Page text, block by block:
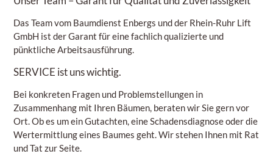
Das Team vom Baumdienst Enbergs und der Rhein-Ruhr Lift
GmbH ist der Garant für eine fachlich qualizierte und
pünktliche Arbeitsausführung.
SERVICE ist uns wichtig.
Bei konkreten Fragen und Problemstellungen in
Zusammenhang mit Ihren Bäumen, beraten wir Sie gern vor
Ort. Ob es um ein Gutachten, eine Schadensdiagnose oder die
Wertermittlung eines Baumes geht. Wir stehen Ihnen mit Rat
und Tat zur Seite.